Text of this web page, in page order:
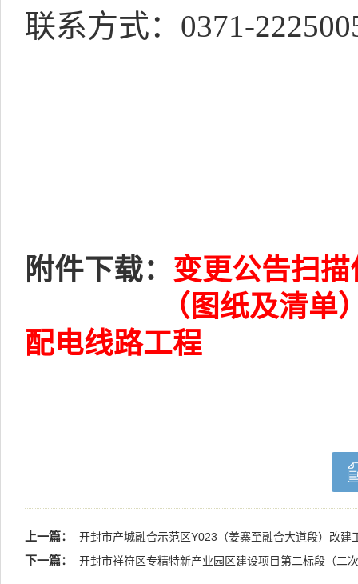
联系方式： 0371-
附件下载： 变更公告扫描
（图纸及清
配电线路工程
上一篇： 开封市产城融合示范区Y023（姜寨至融合大道段）改建
下一篇： 开封市祥符区专精特新产业园区建设项目第二标段（二